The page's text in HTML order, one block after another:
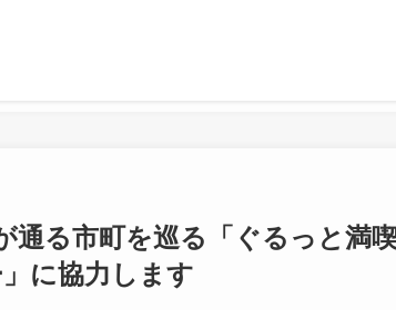
通る市町を巡る「ぐるっと満
に協力します